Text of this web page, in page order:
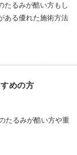
たるみが酷い方もし
ある優れた施術方法
めの方
たるみが酷い方や重